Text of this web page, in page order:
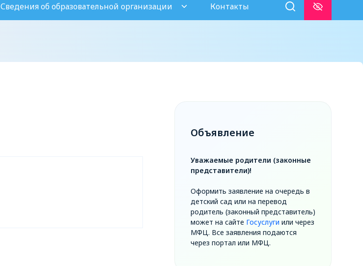
Сведения об образовательной организации Контакты
Объявление
Уважаемые родители (законные
представители)!
Оформить заявление на очередь в
детский сад или на перевод
родитель (законный представитель)
может на сайте Госуслуги или через
МФЦ. Все заявления подаются
через портал или МФЦ.